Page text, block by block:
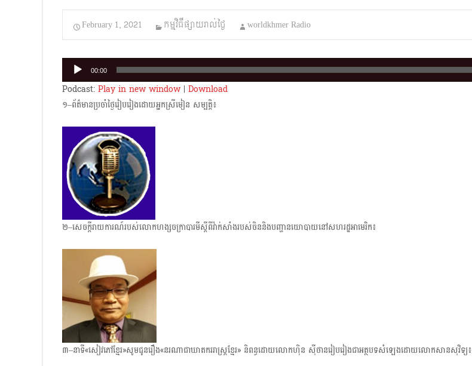
February 1, 2021 កម្មវិធីផ្សាយរាល់ថ្ងៃ worldkhmer Radio
Audio
Player
00:00
Podcast: Play in new window| Download
១–ព័ត៌មានប្រចាំថ្ងៃរៀបរៀងដោយអ្នកស្រីមៀន សម្បត្តិ៖
២–សេចក្តីរាយការណ៍របស់លោកហង្សចក្រាបារមីស្តីពីវ៉ាក់សាំងរបស់ចិននិងបញ្ហានយោបាយនៅ​សហរដ្ឋអាមេរិក៖
៣–នាទី«សៀវភៅខ្មែរ»សូមជូនរឿង​«នរណាជាឃាតកររាស្ត្រខ្មែរ» និពន្ធដោយលោកហ៊ិន ស៊ីថានរៀប​រៀងជា​អត្ថបទ​សំឡេង​ដោយលោកសានសុវិទ្យ៖